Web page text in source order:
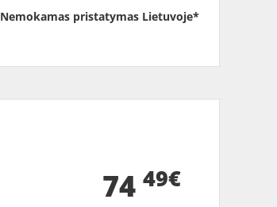
Nemokamas pristatymas Lietuvoje*
74 49€